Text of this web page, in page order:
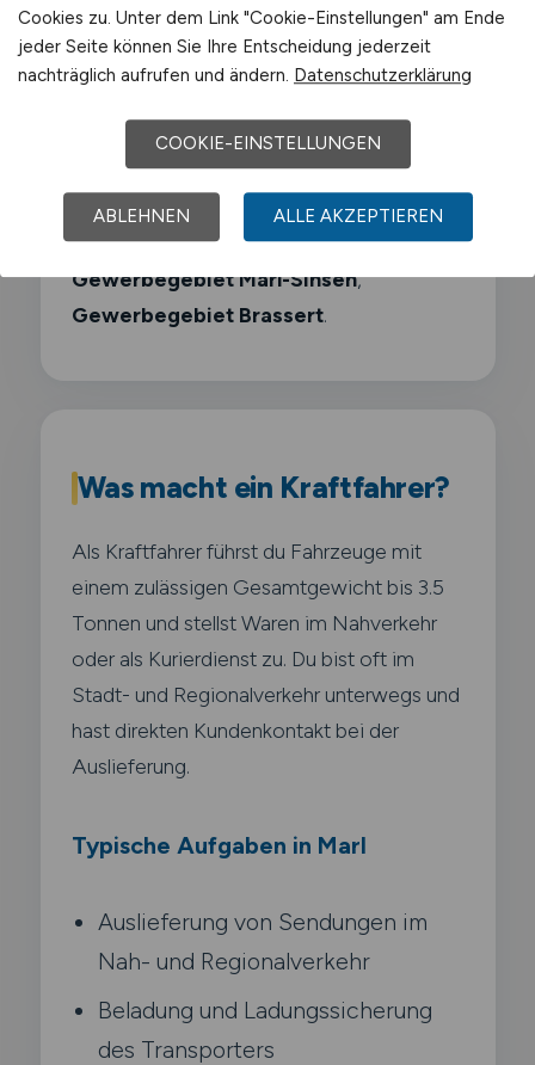
Sasol
Air Liquide
Schwerpunkt-Gewerbegebiete sind
Chemiepark Marl ,Industriegebiet Hüls,
Gewerbegebiet Marl-Sinsen,
Gewerbegebiet Brassert.
Was macht ein Kraftfahrer?
Als Kraftfahrer führst du Fahrzeuge mit
einem zulässigen Gesamtgewicht bis 3.5
Tonnen und stellst Waren im Nahverkehr
oder als Kurierdienst zu. Du bist oft im
Stadt- und Regionalverkehr unterwegs und
hast direkten Kundenkontakt bei der
Auslieferung.
Typische Aufgaben in Marl
Auslieferung von Sendungen im
Nah- und Regionalverkehr
Beladung und Ladungssicherung
des Transporters
Cookies zu. Unter dem Link "Cookie-Einstellungen" am Ende
jeder Seite können Sie Ihre Entscheidung jederzeit
nachträglich aufrufen und ändern. Datenschutzerklärung
COOKIE-EINSTELLUNGEN
ABLEHNEN ALLE AKZEPTIEREN